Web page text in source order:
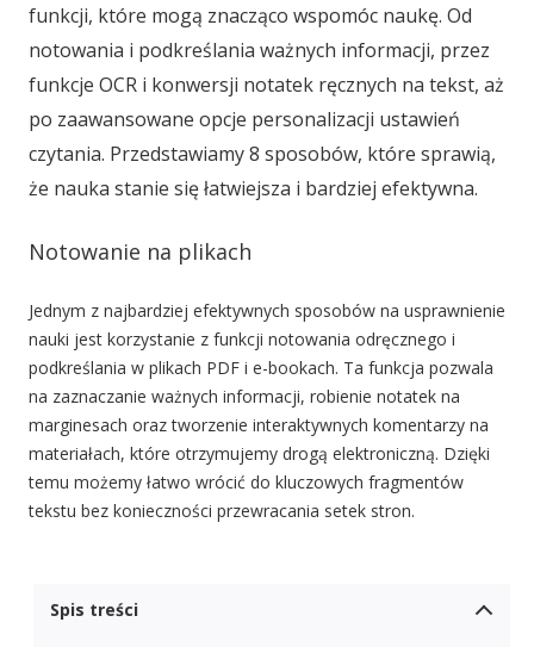
funkcji, które mogą znacząco wspomóc naukę. Od
notowania i podkreślania ważnych informacji, przez
funkcje OCR i konwersji notatek ręcznych na tekst, aż
po zaawansowane opcje personalizacji ustawień
czytania. Przedstawiamy 8 sposobów, które sprawią,
że nauka stanie się łatwiejsza i bardziej efektywna.
Notowanie na plikach
Jednym z najbardziej efektywnych sposobów na usprawnienie
nauki jest korzystanie z funkcji notowania odręcznego i
podkreślania w plikach PDF i e-bookach. Ta funkcja pozwala
na zaznaczanie ważnych informacji, robienie notatek na
marginesach oraz tworzenie interaktywnych komentarzy na
materiałach, które otrzymujemy drogą elektroniczną. Dzięki
temu możemy łatwo wrócić do kluczowych fragmentów
tekstu bez konieczności przewracania setek stron.
Spis treści